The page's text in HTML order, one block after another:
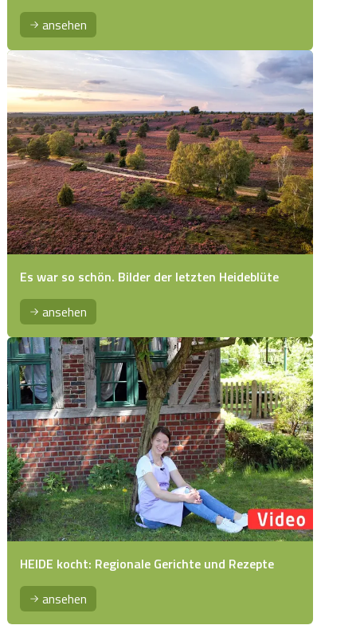
ansehen
Es war so schön. Bilder der letzten Heideblüte
ansehen
HEIDE kocht: Regionale Gerichte und Rezepte
ansehen